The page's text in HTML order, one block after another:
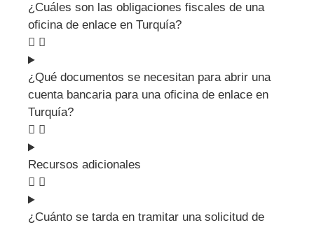
¿Cuáles son las obligaciones fiscales de una
oficina de enlace en Turquía?
¿Qué documentos se necesitan para abrir una
cuenta bancaria para una oficina de enlace en
Turquía?
Recursos adicionales
¿Cuánto se tarda en tramitar una solicitud de